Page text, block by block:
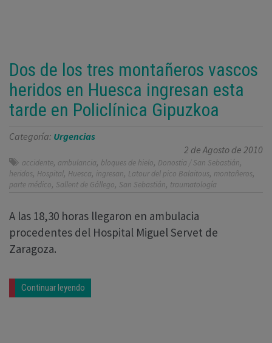
Dos de los tres montañeros vascos
heridos en Huesca ingresan esta
tarde en Policlínica Gipuzkoa
Categoría: Urgencias
2 de Agosto de 2010
accidente, ambulancia, bloques de hielo, Donostia / San Sebastián,
heridos, Hospital, Huesca, ingresan, Latour del pico Balaitous, montañeros,
parte médico, Sallent de Gállego, San Sebastián, traumatología
A las 18,30 horas llegaron en ambulacia
procedentes del Hospital Miguel Servet de
Zaragoza.
Continuar leyendo